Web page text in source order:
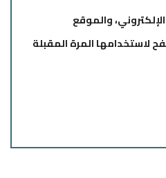
والموقع
لاستخدامها المرة المقبلة